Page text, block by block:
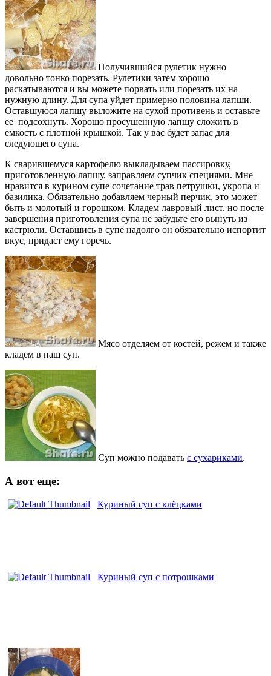
Получившийся рулетик нужно
довольно тонко порезать. Рулетики затем хорошо
раскатываются и вы можете порвать или порезать их на
нужную длину. Для супа уйдет примерно половина лапши.
Оставшуюся лапшу выложите на сухой противень и оставьте
ее подсохнуть. Хорошо просушенную лапшу сложить в
емкость с плотной крышкой. Так у вас будет запас для
следующего супа.
К сварившемуся картофелю выкладываем пассировку,
приготовленную лапшу, заправляем супчик специями. Мне
нравится в курином супе сочетание трав петрушки, укропа и
базилика. Обязательно добавляем черный перчик, это может
быть и молотый и горошком. Кладем лавровый лист, но после
завершения приготовления супа не забудьте его вынуть из
кастрюли. Оставшись в супе надолго он обязательно испортит
вкус, придаст ему горечь.
Мясо отделяем от костей, режем и также
кладем в наш суп.
Суп можно подавать с сухариками.
А вот еще:
Куриный суп с клёцками
Куриный суп с потрошками